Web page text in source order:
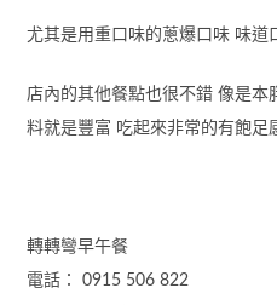
尤其是用重口味的蔥爆口味 味道
店內的其他餐點也很不錯 像是
料就是豐富 吃起來非常的有飽足
轉轉彎早午餐
電話： 0915 506 822